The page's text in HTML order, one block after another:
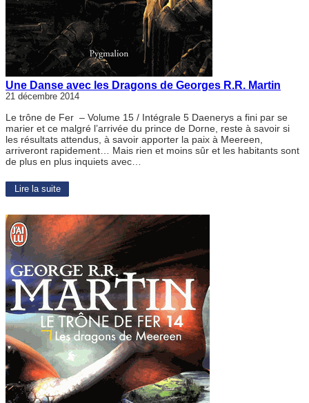
Une Danse avec les Dragons de Georges R.R. Martin
21 décembre 2014
Le trône de Fer – Volume 15 / Intégrale 5 Daenerys a fini par se
marier et ce malgré l’arrivée du prince de Dorne, reste à savoir si
les résultats attendus, à savoir apporter la paix à Meereen,
arriveront rapidement… Mais rien et moins sûr et les habitants sont
de plus en plus inquiets avec…
Lire la suite